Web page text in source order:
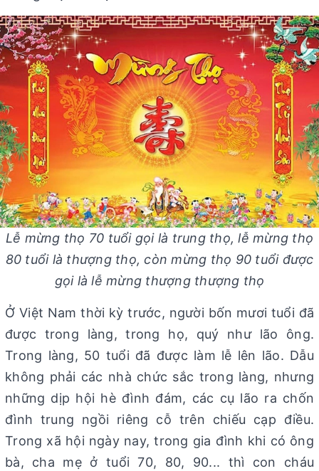
Lễ mừng thọ 70 tuổi gọi là trung thọ, lễ mừng thọ
80 tuổi là thượng thọ, còn mừng thọ 90 tuổi được
gọi là lễ mừng thượng thượng thọ
Ở Việt Nam thời kỳ trước, người bốn mươi tuổi đã
được trong làng, trong họ, quý như lão ông.
Trong làng, 50 tuổi đã được làm lễ lên lão. Dẫu
không phải các nhà chức sắc trong làng, nhưng
những dịp hội hè đình đám, các cụ lão ra chốn
đình trung ngồi riêng cỗ trên chiếu cạp điều.
Trong xã hội ngày nay, trong gia đình khi có ông
bà, cha mẹ ở tuổi 70, 80, 90... thì con cháu